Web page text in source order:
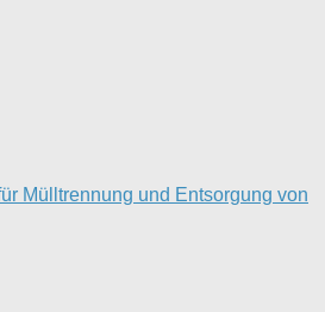
Mülltrennung und Entsorgung von